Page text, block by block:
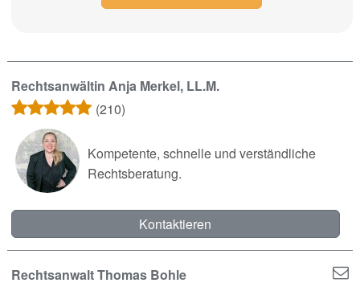
Rechtsanwältin Anja Merkel, LL.M.
(210)
Kompetente, schnelle und verständliche
Rechtsberatung.
Kontaktieren
Rechtsanwalt Thomas Bohle